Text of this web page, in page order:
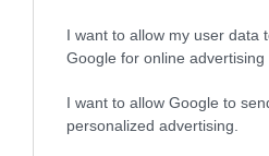
I want to allow my user data
Google for online advertising
I want to allow Google to
personalized advertising.